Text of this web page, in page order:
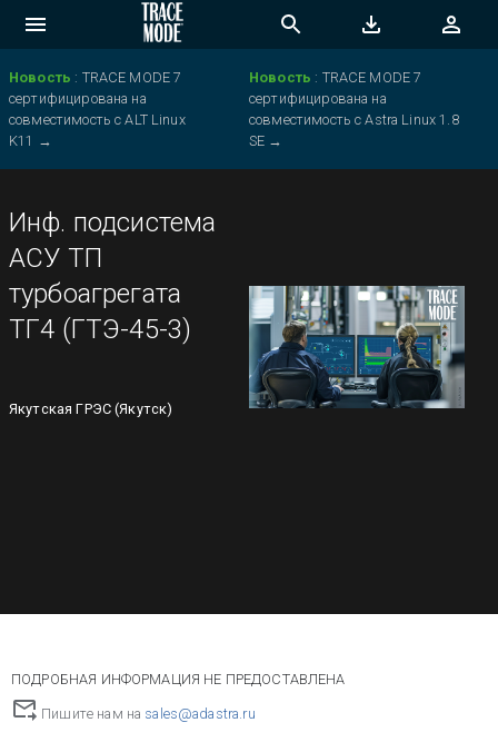
Новость : TRACE MODE 7
сертифицирована на
совместимость с ALT Linux
K11 →
Новость : TRACE MODE 7
сертифицирована на
совместимость с Astra Linux 1.8
SE →
Инф. подсистема
АСУ ТП
турбоагрегата
ТГ4 (ГТЭ-45-3)
Якутская ГРЭС (Якутск)
ПОДРОБНАЯ ИНФОРМАЦИЯ НЕ ПРЕДОСТАВЛЕНА
Пишите нам на sales@adastra.ru